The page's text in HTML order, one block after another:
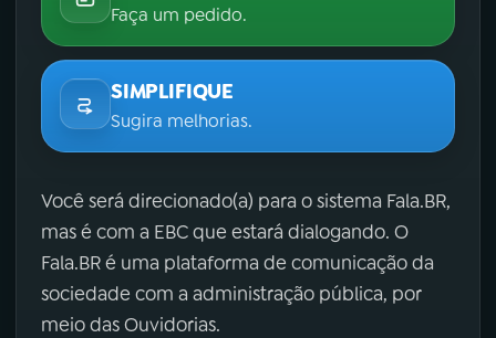
Faça um pedido.
SIMPLIFIQUE
Sugira melhorias.
Você será direcionado(a) para o sistema Fala.BR,
mas é com a EBC que estará dialogando. O
Fala.BR é uma plataforma de comunicação da
sociedade com a administração pública, por
meio das Ouvidorias.